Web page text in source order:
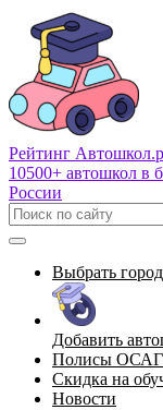
Рейтинг Автошкол
10500+ автошкол в
России
Выбрать город
Добавить
Полисы
Скидка на
Новости